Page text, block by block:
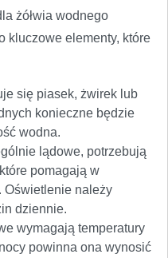
żółwia wodnego
kluczowe elementy, które
się piasek, żwirek lub
konieczne będzie
wodna.
lądowe, potrzebują
pomagają w
Oświetlenie należy
dziennie.
wymagają temperatury
powinna ona wynosić